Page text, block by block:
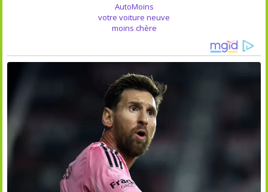
AutoMoins
votre voiture neuve
moins chère